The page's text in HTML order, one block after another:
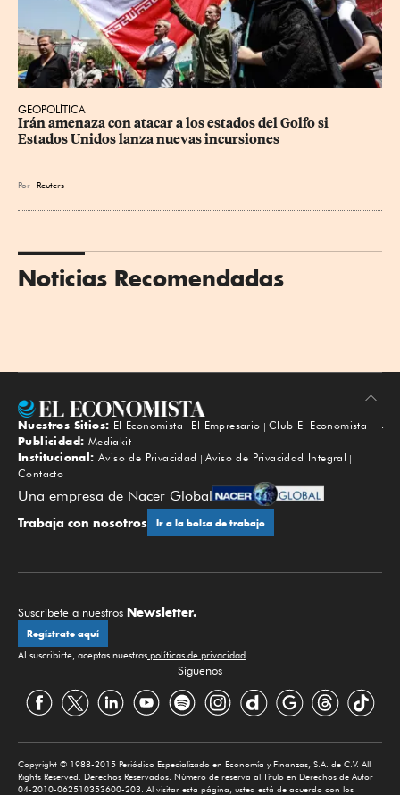
GEOPOLÍTICA
Irán amenaza con atacar a los estados del Golfo si
Estados Unidos lanza nuevas incursiones
Por Reuters
Noticias Recomendadas
Subir
Nuestros Sitios: El Economista El Empresario
Club El Economista
Publicidad: Mediakit
Institucional: Aviso de Privacidad
Aviso de Privacidad Integral
Contacto
Una empresa de Nacer Global
Trabaja con nosotros Ir a la bolsa de trabajo
Suscríbete a nuestros Newsletter.
Regístrate aquí
Al suscribirte, aceptas nuestras políticas de privacidad.
Síguenos
Copyright © 1988-2015 Periódico Especializado en Economía y Finanzas, S.A. de C.V. All
Rights Reserved. Derechos Reservados. Número de reserva al Título en Derechos de Autor
04-2010-062510353600-203. Al visitar esta página, usted está de acuerdo con los